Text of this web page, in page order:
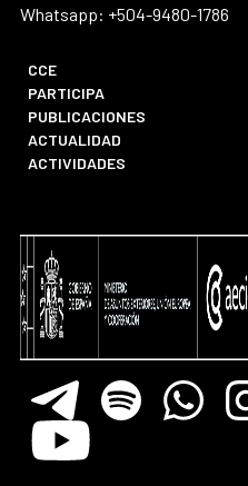
Whatsapp: +504-9480-1786
CCE
PARTICIPA
PUBLICACIONES
ACTUALIDAD
ACTIVIDADES
TelegramSpotify
Youtube